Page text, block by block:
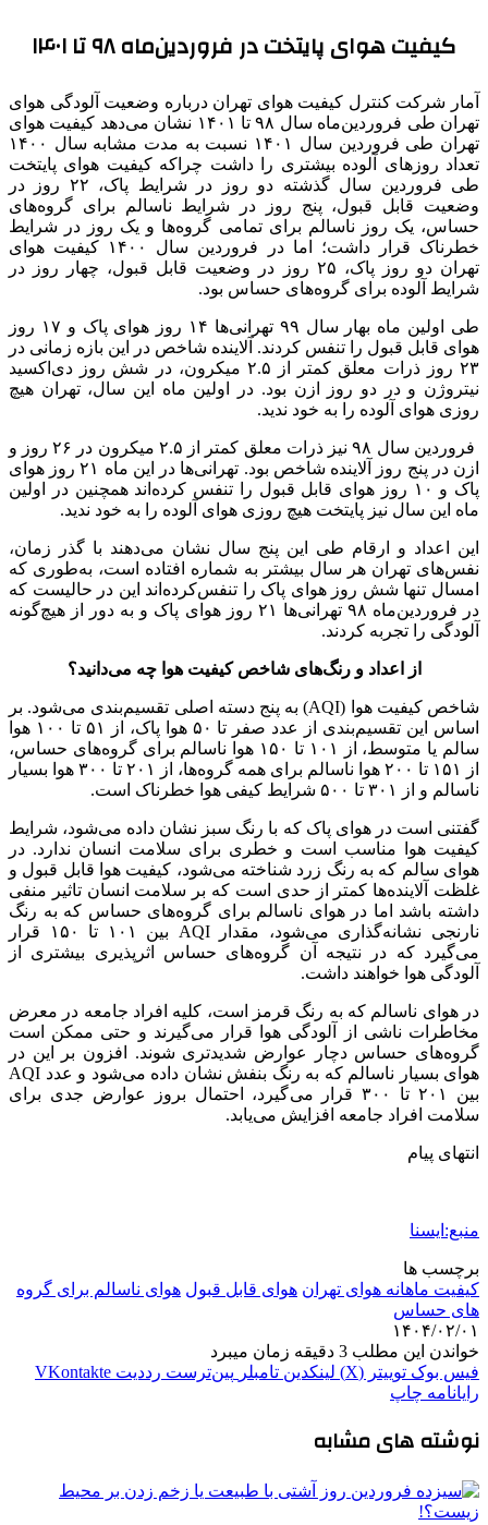
کیفیت هوای پایتخت در فروردین‌ماه ۹۸ تا ۱۴۰۱
آمار شرکت کنترل کیفیت هوای تهران درباره وضعیت آلودگی هوای
تهران طی فروردین‌ماه سال ۹۸ تا ۱۴۰۱ نشان می‌دهد کیفیت هوای
تهران طی فروردین سال ۱۴۰۱ نسبت به مدت مشابه سال ۱۴۰۰
تعداد روزهای آلوده بیشتری را ‌داشت چراکه کیفیت هوای پایتخت
طی فروردین سال گذشته دو روز در شرایط پاک، ۲۲ روز در
وضعیت قابل قبول، پنج روز در شرایط ناسالم برای گروه‌های
حساس، یک روز ناسالم برای تمامی گروه‌ها و یک روز در شرایط
خطرناک قرار داشت؛ اما در فروردین سال ۱۴۰۰ کیفیت هوای
تهران دو روز پاک، ۲۵ روز در وضعیت قابل قبول، چهار روز در
شرایط آلوده برای گروه‌های حساس بود.
طی اولین ماه بهار سال ۹۹ تهرانی‌ها ۱۴ روز هوای پاک و ۱۷ روز
هوای قابل قبول را تنفس کردند. آلاینده شاخص در این بازه زمانی در
۲۳ روز ذرات معلق کمتر از ۲.۵ میکرون، در شش روز دی‌اکسید
نیتروژن و در دو روز ازن بود. در اولین ماه این سال، تهران هیچ
روزی هوای آلوده را به خود ندید.
فروردین سال ۹۸ نیز ذرات معلق کمتر از ۲.۵ میکرون در ۲۶ روز و
ازن در پنج روز آلاینده شاخص بود. تهرانی‌ها در این ماه ۲۱ روز هوای
پاک و ۱۰ روز هوای قابل قبول را تنفس کرده‌اند همچنین در اولین
ماه این سال نیز پایتخت هیچ روزی هوای آلوده را به خود ندید.
این اعداد و ارقام طی این پنج سال نشان می‌دهند با گذر زمان،
نفس‌های تهران هر سال بیشتر به شماره افتاده است، به‌طوری که
امسال تنها شش روز هوای پاک را تنفس‌کرده‌اند این در حالیست که
در فروردین‌ماه ۹۸ تهرانی‌ها ۲۱ روز هوای پاک و به دور از هیچ‌گونه
آلودگی را تجربه کردند.
از اعداد و رنگ‌های شاخص کیفیت هوا چه می‌دانید؟
شاخص کیفیت هوا (AQI) به پنج دسته اصلی تقسیم‌بندی می‌شود. بر
اساس این تقسیم‌بندی از عدد صفر تا ۵۰ هوا پاک، از ۵۱ تا ۱۰۰ هوا
سالم یا متوسط، از ۱۰۱ تا ۱۵۰ هوا ناسالم برای گروه‌های حساس،
از ۱۵۱ تا ۲۰۰ هوا ناسالم برای همه گروه‌ها، از ۲۰۱ تا ۳۰۰ هوا بسیار
ناسالم و از ۳۰۱ تا ۵۰۰ شرایط کیفی هوا خطرناک است.
گفتنی است در هوای پاک که با رنگ سبز نشان داده می‌شود، شرایط
کیفیت هوا مناسب است و خطری برای سلامت انسان ندارد. در
هوای سالم که به رنگ زرد شناخته می‌شود، کیفیت هوا قابل قبول و
غلظت آلاینده‌ها کمتر از حدی است که بر سلامت انسان تاثیر منفی
داشته باشد اما در هوای ناسالم برای گروه‌های حساس که به رنگ
نارنجی نشانه‌گذاری می‌شود، مقدار AQI بین ۱۰۱ تا ۱۵۰ قرار
می‌گیرد که در نتیجه آن گروه‌های حساس اثرپذیری بیشتری از
آلودگی هوا خواهند داشت.
در هوای ناسالم که به رنگ قرمز است، کلیه افراد جامعه در معرض
مخاطرات ناشی از آلودگی هوا قرار می‌گیرند و حتی ممکن است
گروه‌های حساس دچار عوارض شدیدتری شوند. افزون بر این در
هوای بسیار ناسالم که به رنگ بنفش نشان داده می‌شود و عدد AQI
بین ۲۰۱ تا ۳۰۰ قرار می‌گیرد، احتمال بروز عوارض جدی برای
سلامت افراد جامعه افزایش می‌یابد.
انتهای پیام
منبع:ایسنا
برچسب ها
کیفیت ماهانه هوای تهران هوای قابل قبول هوای ناسالم برای گروه
های حساس
۱۴۰۴/۰۲/۰۱
خواندن این مطلب 3 دقیقه زمان میبرد
فیس بوک توییتر (X) لینکدین ‫تامبلر ‫پین‌ترست ‫رددیت ‫VKontakte
رایانامه چاپ
نوشته های مشابه